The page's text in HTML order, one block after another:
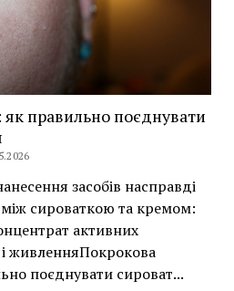
правильно поєднувати
засобів насправді
сироваткою та кремом:
активних
живленняПокрокова
поєднувати сироват...